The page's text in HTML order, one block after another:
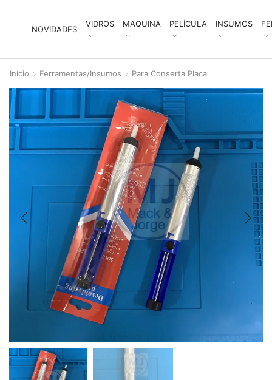
NOVIDADES
VIDROS MAQUINA PELÍCULA INSUMOS
Início Ferramentas/Insumos Para Conserta Placa